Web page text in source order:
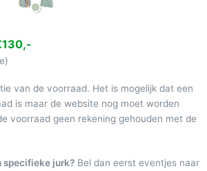
van de voorraad. Het is mogelijk dat een
is maar de website nog moet worden
voorraad geen rekening gehouden met de
specifieke jurk? Bel dan eerst eventjes naar